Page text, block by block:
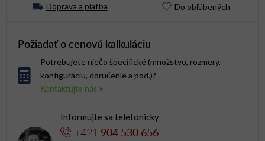
Doprava a platba Do obľúbených
Požiadať o cenovú kalkuláciu
Potrebujete niečo špecifické (množstvo, rozmery,
konfiguráciu, doručenie a pod.)?
Informujte sa telefonicky
+421 904 530 656